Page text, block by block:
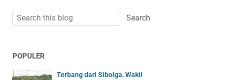
POPULER
Terbang dari Sibolga, Wakil